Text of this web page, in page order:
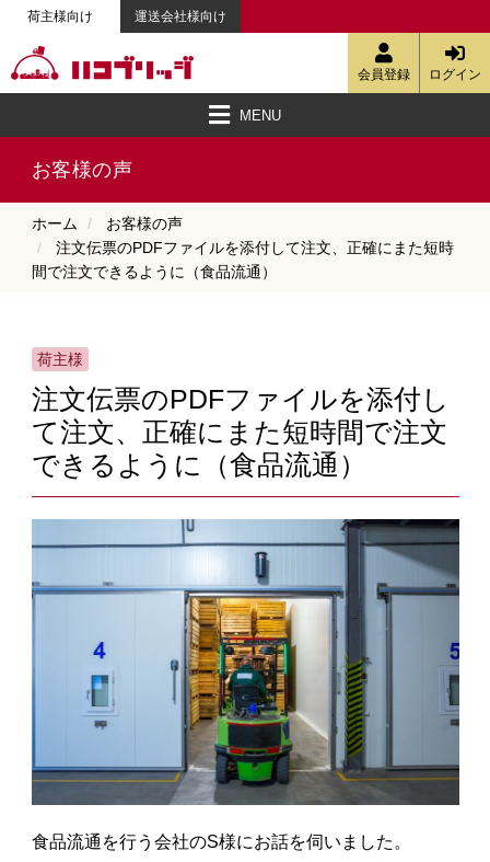
荷主様向け 運送会社様向け
会員登録 ログイン
MENU
ハコブリッジとは
空車検索・簡易見積・定期便の相談
強みと特徴
配送料金
会員登録
資料ダウンロード
ご利用ガイド
動画で見る便利な機能
物流配送コラム
お客様の声
お知らせ
お問い合わせ
ハコJETへ
お客様の声
ホーム
お客様の声
注文伝票のPDFファイルを添付して注文、正確にまた短時
間で注文できるように（食品流通）
荷主様
注文伝票のPDFファイルを添付し
て注文、正確にまた短時間で注文
できるように（食品流通）
食品流通を行う会社のS様にお話を伺いました。